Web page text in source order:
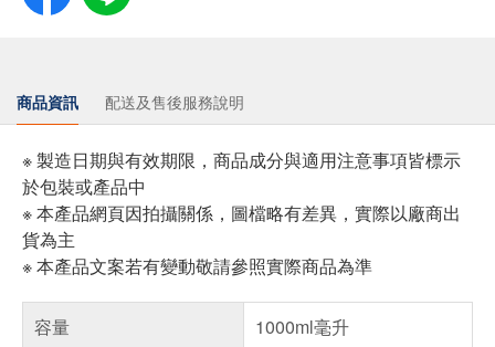
商品資訊 配送及售後服務說明
※ 製造日期與有效期限，商品成分與適用注意事項皆標示
於包裝或產品中
※ 本產品網頁因拍攝關係，圖檔略有差異，實際以廠商出
貨為主
※ 本產品文案若有變動敬請參照實際商品為準
容量
1000ml毫升